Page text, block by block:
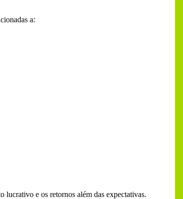
a:
lucrativo e os retornos além das expectativas.